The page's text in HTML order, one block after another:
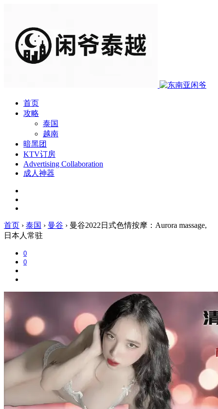
首页
攻略
泰国
越南
暗黑团
KTV订房
Advertising Collaboration
成人神器
首页 › 泰国 › 曼谷 › 曼谷2022日式色情按摩：Aurora massage,
日本人常驻
0
0